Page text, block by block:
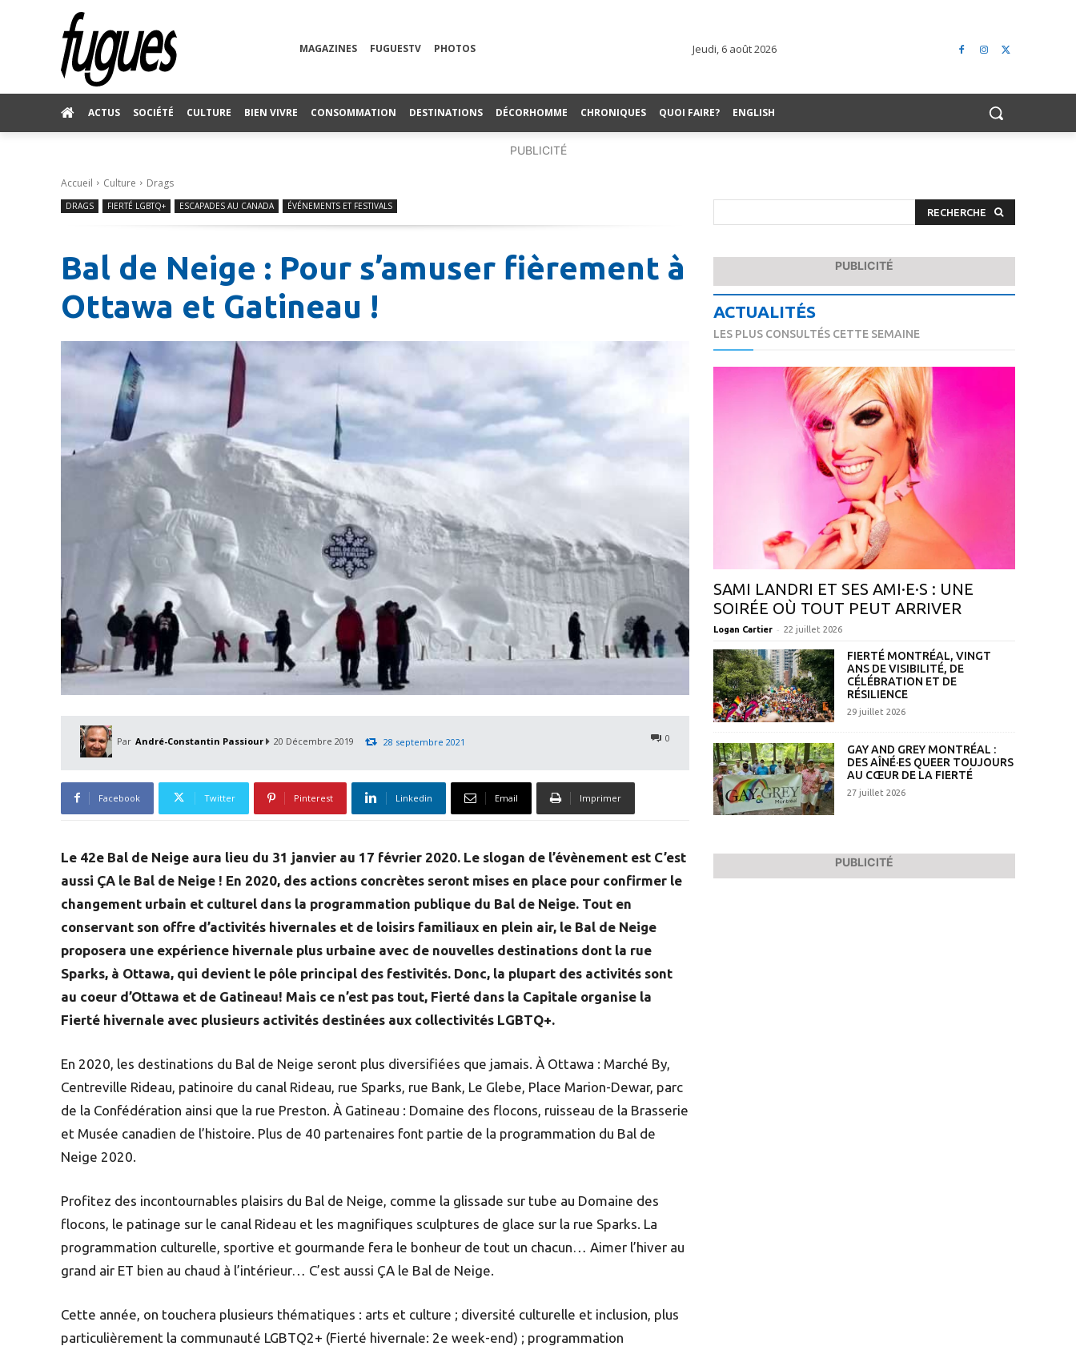
MAGAZINES FUGUESTV PHOTOS Jeudi, 6 août 2026
ACTUS SOCIÉTÉ CULTURE BIEN VIVRE CONSOMMATION DESTINATIONS DÉCORHOMME CHRONIQUES QUOI FAIRE? ENGLISH
PUBLICITÉ
Accueil Culture Drags
DRAGS FIERTÉ LGBTQ+ ESCAPADES AU CANADA ÉVÉNEMENTS ET FESTIVALS
Bal de Neige : Pour s’amuser fièrement à
Ottawa et Gatineau !
Par André-Constantin Passiour 20 Décembre 2019 0
28 septembre 2021
Facebook Twitter Pinterest Linkedin Email Imprimer
Le 42e Bal de Neige aura lieu du 31 janvier au 17 février 2020. Le slogan de l’évènement est C’est
aussi ÇA le Bal de Neige ! En 2020, des actions concrètes seront mises en place pour confirmer le
changement urbain et culturel dans la programmation publique du Bal de Neige. Tout en
conservant son offre d’activités hivernales et de loisirs familiaux en plein air, le Bal de Neige
proposera une expérience hivernale plus urbaine avec de nouvelles destinations dont la rue
Sparks, à Ottawa, qui devient le pôle principal des festivités. Donc, la plupart des activités sont
au coeur d’Ottawa et de Gatineau! Mais ce n’est pas tout, Fierté dans la Capitale organise la
Fierté hivernale avec plusieurs activités destinées aux collectivités LGBTQ+.
En 2020, les destinations du Bal de Neige seront plus diversifiées que jamais. À Ottawa : Marché By,
Centreville Rideau, patinoire du canal Rideau, rue Sparks, rue Bank, Le Glebe, Place Marion-Dewar, parc
de la Confédération ainsi que la rue Preston. À Gatineau : Domaine des flocons, ruisseau de la Brasserie
et Musée canadien de l’histoire. Plus de 40 partenaires font partie de la programmation du Bal de
Neige 2020.
Profitez des incontournables plaisirs du Bal de Neige, comme la glissade sur tube au Domaine des
flocons, le patinage sur le canal Rideau et les magnifiques sculptures de glace sur la rue Sparks. La
programmation culturelle, sportive et gourmande fera le bonheur de tout un chacun… Aimer l’hiver au
grand air ET bien au chaud à l’intérieur… C’est aussi ÇA le Bal de Neige.
Cette année, on touchera plusieurs thématiques : arts et culture ; diversité culturelle et inclusion, plus
particulièrement la communauté LGBTQ2+ (Fierté hivernale: 2e week-end) ; programmation
RECHERCHE
PUBLICITÉ
ACTUALITÉS
LES PLUS CONSULTÉS CETTE SEMAINE
SAMI LANDRI ET SES AMI·E·S : UNE
SOIRÉE OÙ TOUT PEUT ARRIVER
Logan Cartier - 22 juillet 2026
FIERTÉ MONTRÉAL, VINGT
ANS DE VISIBILITÉ, DE
CÉLÉBRATION ET DE
RÉSILIENCE
29 juillet 2026
GAY AND GREY MONTRÉAL :
DES AÎNÉ·ES QUEER TOUJOURS
AU CŒUR DE LA FIERTÉ
27 juillet 2026
PUBLICITÉ